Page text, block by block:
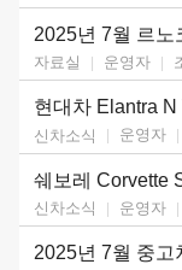
2025년 7월 르노
자료실 운영자
현대차 Elantra
신차소식 운영자
신차소식 운영자
2025년 7월 중고